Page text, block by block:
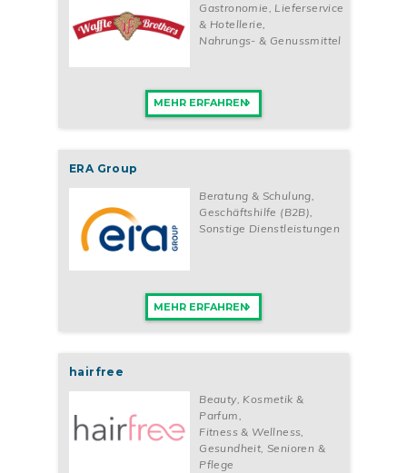
Gastronomie, Lieferservice
& Hotellerie,
Nahrungs- & Genussmittel
MEHR ERFAHREN
ERA Group
Beratung & Schulung
Geschäftshilfe (B2B)
Sonstige Dienstleistungen
MEHR ERFAHREN
hairfree
Beauty, Kosmetik &
Parfum,
Fitness & Wellness,
Gesundheit, Senioren &
Pflege